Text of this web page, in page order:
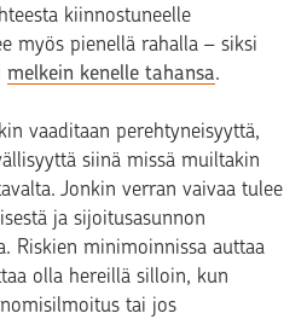
kiinnostuneelle
myös pienellä rahalla – siksi
melkein kenelle tahansa.
vaaditaan perehtyneisyyttä,
siinä missä muiltakin
Jonkin verran vaivaa tulee
ja sijoitusasunnon
Riskien minimoinnissa auttaa
olla hereillä silloin, kun
tai jos